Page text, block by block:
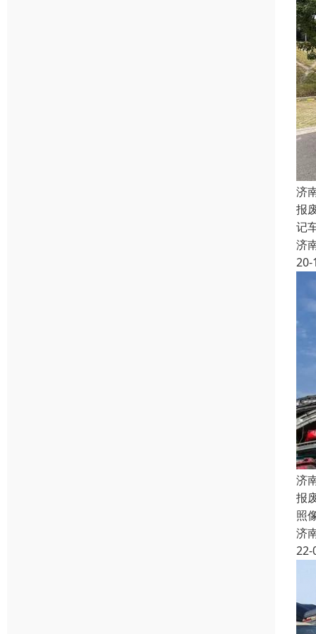
济
报
记
济
20-
济
报
照
济
22-